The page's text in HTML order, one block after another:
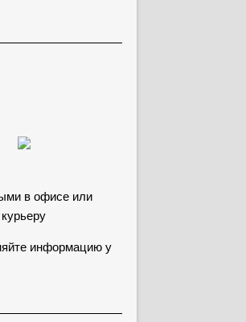
в офисе или
курьеру
информацию у